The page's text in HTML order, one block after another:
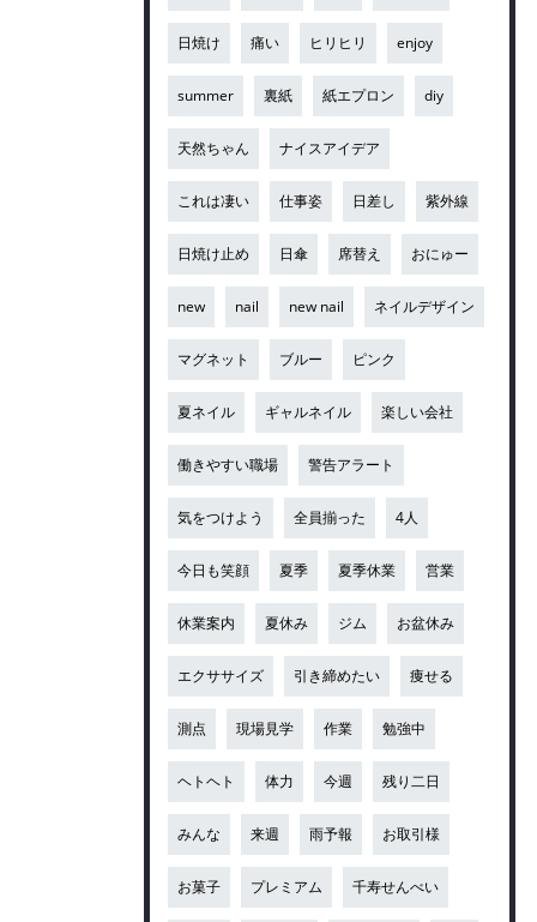
日焼け 痛い ヒリヒリ enjoy
summer 裏紙 紙エプロン diy
天然ちゃん ナイスアイデア
これは凄い 仕事姿 日差し 紫外線
日焼け止め 日傘 席替え おにゅー
new nail new nail ネイルデザイン
マグネット ブルー ピンク
夏ネイル ギャルネイル 楽しい会社
働きやすい職場 警告アラート
気をつけよう 全員揃った 4人
今日も笑顔 夏季 夏季休業 営業
休業案内 夏休み ジム お盆休み
エクササイズ 引き締めたい 痩せる
測点 現場見学 作業 勉強中
ヘトヘト 体力 今週 残り二日
みんな 来週 雨予報 お取引様
お菓子 プレミアム 千寿せんべい